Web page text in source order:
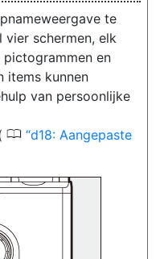
te
schermen, elk
pictogrammen en
items kunnen
van persoonlijke
0 d18: Aangepaste